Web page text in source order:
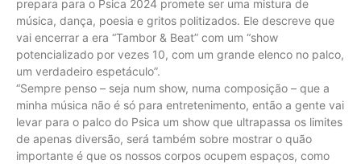
prepara para o Psica 2024 promete ser uma mistura de
música, dança, poesia e gritos politizados. Ele descreve que
vai encerrar a era “Tambor & Beat” com um “show
potencializado por vezes 10, com um grande elenco no palco,
um verdadeiro espetáculo”.
“Sempre penso – seja num show, numa composição – que a
minha música não é só para entretenimento, então a gente vai
levar para o palco do Psica um show que ultrapassa os limites
de apenas diversão, será também sobre mostrar o quão
importante é que os nossos corpos ocupem espaços, como